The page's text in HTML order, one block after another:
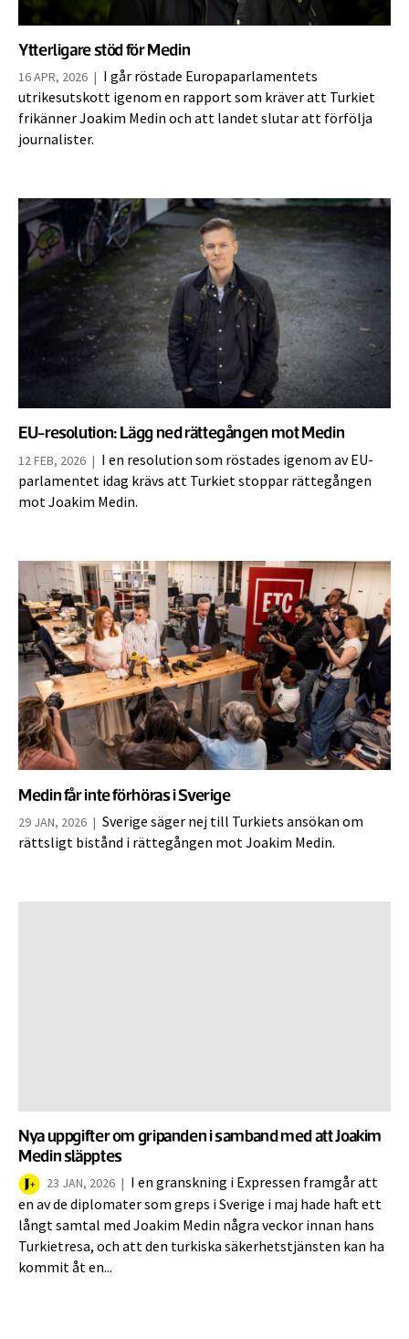
Ytterligare stöd för Medin
16 APR, 2026 | I går röstade Europaparlamentets
utrikesutskott igenom en rapport som kräver att Turkiet
frikänner Joakim Medin och att landet slutar att förfölja
journalister.
EU-resolution: Lägg ned rättegången mot Medin
12 FEB, 2026 | I en resolution som röstades igenom av EU-
parlamentet idag krävs att Turkiet stoppar rättegången
mot Joakim Medin.
Medin får inte förhöras i Sverige
29 JAN, 2026 | Sverige säger nej till Turkiets ansökan om
rättsligt bistånd i rättegången mot Joakim Medin.
Nya uppgifter om gripanden i samband med att Joakim
Medin släpptes
23 JAN, 2026 | I en granskning i Expressen framgår att
en av de diplomater som greps i Sverige i maj hade haft ett
långt samtal med Joakim Medin några veckor innan hans
Turkietresa, och att den turkiska säkerhetstjänsten kan ha
kommit åt en...